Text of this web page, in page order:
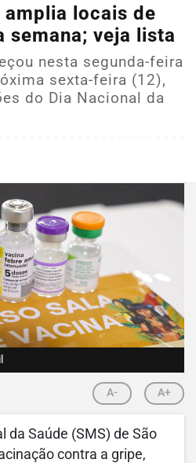
locais de
semana; veja lista
nesta segunda-feira
sexta-feira (12),
do Dia Nacional da
A- A+
da Saúde (SMS) de São
contra a gripe,